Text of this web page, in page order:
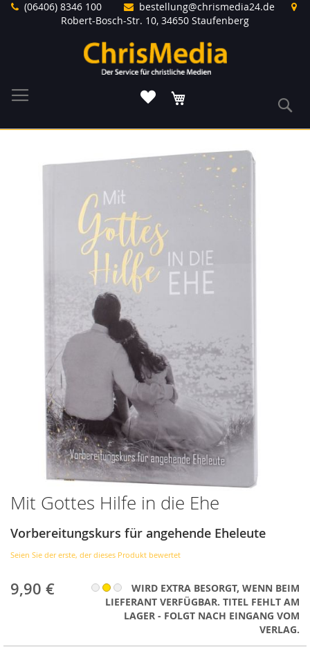
Direkt(06406) 8346 100
bestellung@chrismedia24.de
Robert-Bosch-Str. 10, 34650 Staufenberg
Mit Gottes Hilfe in die Ehe
Vorbereitungskurs für angehende Eheleute
Seien Sie der erste, der dieses Produkt bewertet
9,90 €
WIRD EXTRA BESORGT, WENN BEIM
LIEFERANT VERFÜGBAR. TITEL FEHLT AM
LAGER - FOLGT NACH EINGANG VOM
VERLAG.
Zum
Anfang
der
Bildergalerie
springen